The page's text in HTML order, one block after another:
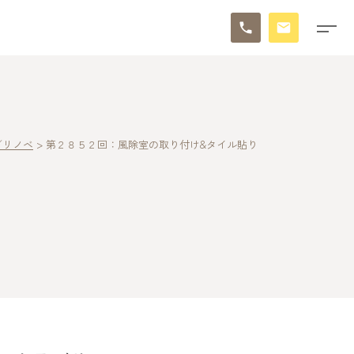
ノベ > 第２８５２回：風除室の取り付け&タイル貼り